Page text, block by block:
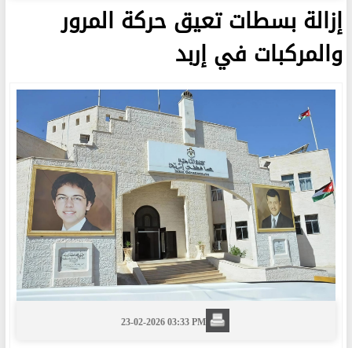
إزالة بسطات تعيق حركة المرور
والمركبات في إربد
23-02-2026 03:33 PM